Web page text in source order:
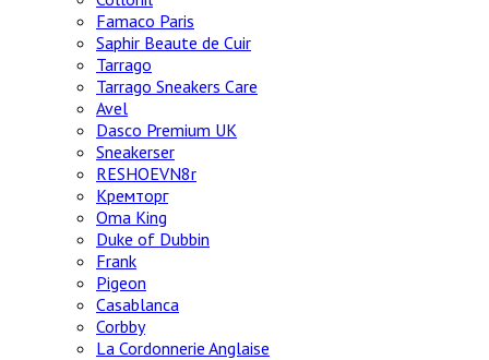
Famaco Paris
Saphir Beaute de Cuir
Tarrago
Tarrago Sneakers Care
Avel
Dasco Premium UK
Sneakerser
RESHOEVN8r
Кремторг
Oma King
Duke of Dubbin
Frank
Pigeon
Casablanca
Corbby
La Cordonnerie Anglaise